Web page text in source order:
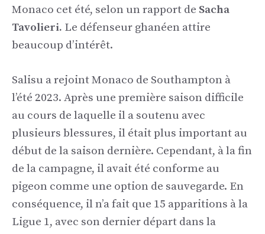
Monaco cet été, selon un rapport de Sacha
Tavolieri. Le défenseur ghanéen attire
beaucoup d’intérêt.
Salisu a rejoint Monaco de Southampton à
l’été 2023. Après une première saison difficile
au cours de laquelle il a soutenu avec
plusieurs blessures, il était plus important au
début de la saison dernière. Cependant, à la fin
de la campagne, il avait été conforme au
pigeon comme une option de sauvegarde. En
conséquence, il n’a fait que 15 apparitions à la
Ligue 1, avec son dernier départ dans la